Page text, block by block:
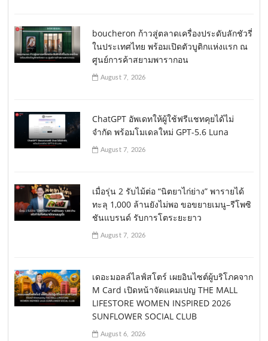
boucheron ก้าวสู่ตลาดเครื่องประดับลักชัวรี่
ในประเทศไทย พร้อมเปิดตัวบูติกแห่งแรก ณ
ศูนย์การค้าสยามพารากอน
August 7, 2026
ChatGPT อัพเดทให้ผู้ใช้ฟรีแชทคุยได้ไม่
จำกัด พร้อมโมเดลใหม่ GPT-5.6 Luna
August 7, 2026
เมื่อรุ่น 2 รับไม้ต่อ “นิตยาไก่ย่าง” พารายได้
ทะลุ 1,000 ล้านยังไม่พอ ขอขยายเมนู–รีโพซิ
ชันแบรนด์ รับการโตระยะยาว
August 7, 2026
เดอะมอลล์ไลฟ์สโตร์ เผยอินไซต์ผู้บริโภคจาก
M Card เปิดหน้าจัดแคมเปญ THE MALL
LIFESTORE WOMEN INSPIRED 2026
SUNFLOWER SOCIAL CLUB
August 6, 2026